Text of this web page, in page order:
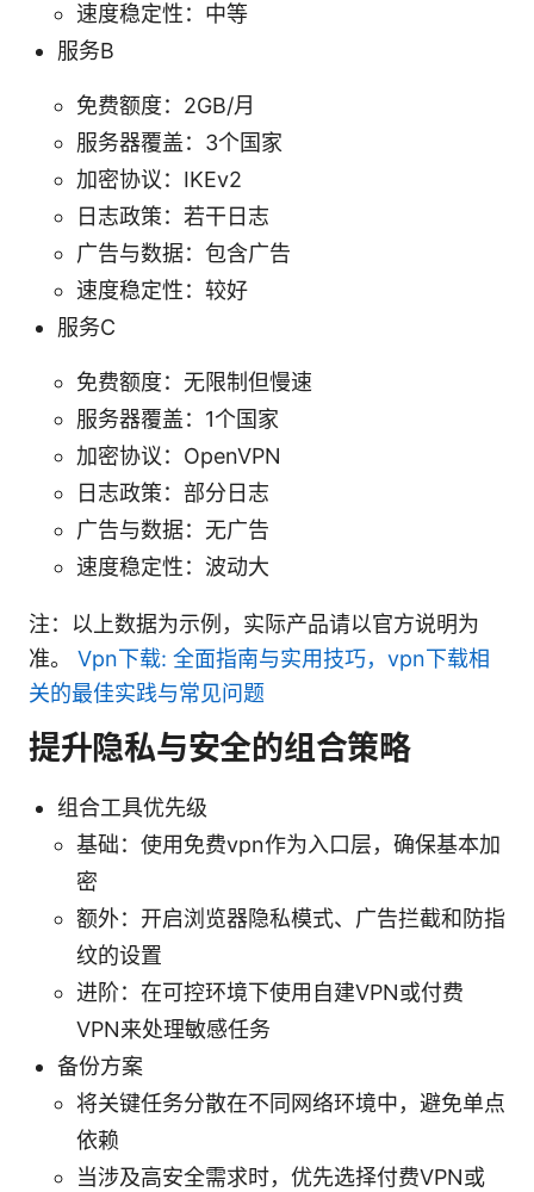
速度稳定性：中等
服务B
免费额度：2GB/月
服务器覆盖：3个国家
加密协议：IKEv2
日志政策：若干日志
广告与数据：包含广告
速度稳定性：较好
服务C
免费额度：无限制但慢速
服务器覆盖：1个国家
加密协议：OpenVPN
日志政策：部分日志
广告与数据：无广告
速度稳定性：波动大
注：以上数据为示例，实际产品请以官方说明为
准。 Vpn下载: 全面指南与实用技巧，vpn下载相
关的最佳实践与常见问题
提升隐私与安全的组合策略
组合工具优先级
基础：使用免费vpn作为入口层，确保基本加
密
额外：开启浏览器隐私模式、广告拦截和防指
纹的设置
进阶：在可控环境下使用自建VPN或付费
VPN来处理敏感任务
备份方案
将关键任务分散在不同网络环境中，避免单点
依赖
当涉及高安全需求时，优先选择付费VPN或